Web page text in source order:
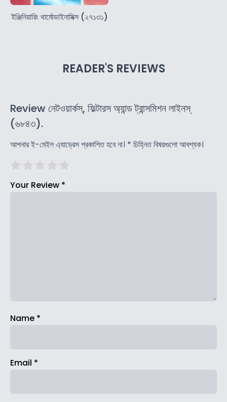
ইঞ্জিনিয়ারিং থার্মোডাইনামিক্স (২৭১৩১)
READER'S REVIEWS
Review নেটওয়ার্কস্‌, ফিল্টারস অ্যান্ড ট্রান্সমিশন লাইনস্‌
(৬৮৪৩).
আপনার ই-মেইল এ্যাড্রেস প্রকাশিত হবে না। * চিহ্নিত বিষয়গুলো আবশ্যক।
Your Review *
Name *
Email *